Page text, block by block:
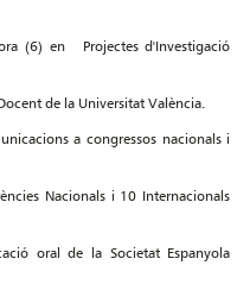
(6) en Projectes d'Investigació
de la Universitat València.
a congressos nacionals i
Nacionals i 10 Internacionals
oral de la Societat Espanyola